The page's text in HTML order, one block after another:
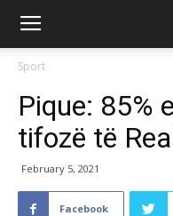
Sport
Pique: 85%
tifozë të
February 5, 2021
Facebook